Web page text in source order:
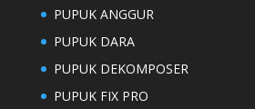
PUPUK ANGGUR
PUPUK DARA
PUPUK DEKOMPOSER
PUPUK FIX PRO